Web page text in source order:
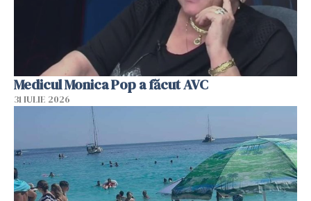
Medicul Monica Pop a făcut AVC
31 IULIE 2026